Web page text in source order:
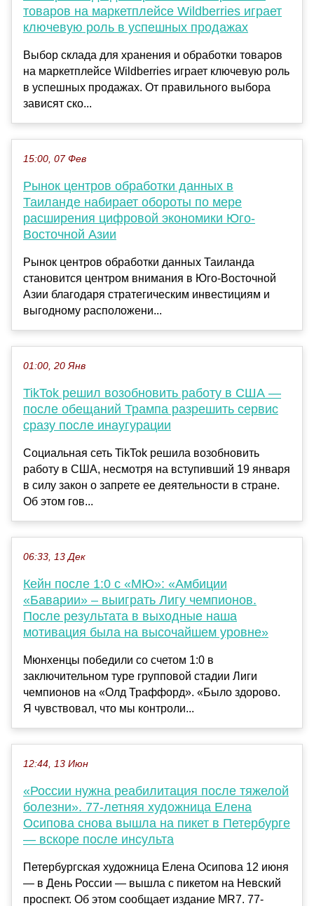
товаров на маркетплейсе Wildberries играет
ключевую роль в успешных продажах
Выбор склада для хранения и обработки товаров
на маркетплейсе Wildberries играет ключевую роль
в успешных продажах. От правильного выбора
зависят ско...
15:00, 07 Фев
Рынок центров обработки данных в
Таиланде набирает обороты по мере
расширения цифровой экономики Юго-
Восточной Азии
Рынок центров обработки данных Таиланда
становится центром внимания в Юго-Восточной
Азии благодаря стратегическим инвестициям и
выгодному расположени...
01:00, 20 Янв
TikTok решил возобновить работу в США —
после обещаний Трампа разрешить сервис
сразу после инаугурации
Социальная сеть TikTok решила возобновить
работу в США, несмотря на вступивший 19 января
в силу закон о запрете ее деятельности в стране.
Об этом гов...
06:33, 13 Дек
Кейн после 1:0 с «МЮ»: «Амбиции
«Баварии» – выиграть Лигу чемпионов.
После результата в выходные наша
мотивация была на высочайшем уровне»
Мюнхенцы победили со счетом 1:0 в
заключительном туре групповой стадии Лиги
чемпионов на «Олд Траффорд». «Было здорово.
Я чувствовал, что мы контроли...
12:44, 13 Июн
«России нужна реабилитация после тяжелой
болезни». 77-летняя художница Елена
Осипова снова вышла на пикет в Петербурге
— вскоре после инсульта
Петербургская художница Елена Осипова 12 июня
— в День России — вышла с пикетом на Невский
проспект. Об этом сообщает издание MR7. 77-